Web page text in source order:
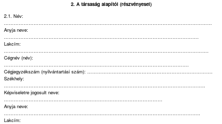
2. A társaság alapítói (részvényesei)
2.1. Név:
Anyja neve:
Lakcím:
Cégnév (név):
Cégjegyzékszám (nyilvántartási szám): ………………………………………………………………….
Székhely:
Képviseletre jogosult neve:
Anyja neve:
Lakcím: